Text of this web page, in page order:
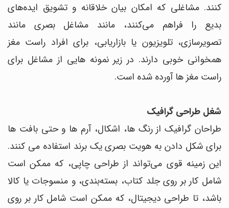
کنند. مشاغلی که امکان بیان خلاقانه و تشویق ایده‌های
بدیع را فراهم می‌کنند، مانند مشاغل بصری مانند
تصویرسازی، تلویزیون یا بازاریابی، برای افراد راست مغز
همخوانی خوبی دارند. در زیر نمونه هایی از مشاغل برای
راست مغز ها آورده شده است.
شغل طراحی گرافیک
طراحان گرافیک از رنگ ها، اشکال، آرم ها و حتی بافت ها
برای شکل دادن به هویت بصری یک برند استفاده می کنند.
این زمینه قوی می‌تواند از طراحی چاپی، که ممکن است
شامل کار بر روی جلد کتاب، بسته‌بندی، و منسوجات یا کالا
باشد، تا طراحی دیجیتال، که ممکن است شامل کار بر روی